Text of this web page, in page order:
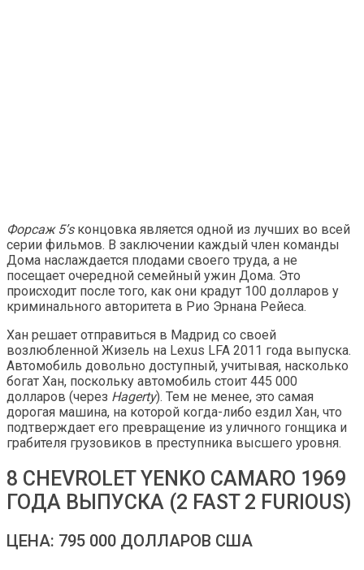
Форсаж 5’sконцовка является одной из лучших во всей
серии фильмов. В заключении каждый член команды
Дома наслаждается плодами своего труда, а не
посещает очередной семейный ужин Дома. Это
происходит после того, как они крадут 100 долларов у
криминального авторитета в Рио Эрнана Рейеса.
Хан решает отправиться в Мадрид со своей
возлюбленной Жизель на Lexus LFA 2011 года выпуска.
Автомобиль довольно доступный, учитывая, насколько
богат Хан, поскольку автомобиль стоит 445 000
долларов (через Hagerty). Тем не менее, это самая
дорогая машина, на которой когда-либо ездил Хан, что
подтверждает его превращение из уличного гонщика и
грабителя грузовиков в преступника высшего уровня.
8 CHEVROLET YENKO CAMARO 1969
ГОДА ВЫПУСКА (2 FAST 2 FURIOUS)
ЦЕНА: 795 000 ДОЛЛАРОВ США